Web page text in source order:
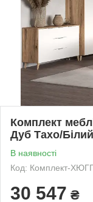
Комплект
Дуб Тахо/Білий
В наявності
Код: Комплект-
30 547 ₴